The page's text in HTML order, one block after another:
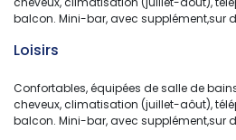
balcon. Mini-bar, avec supplément,sur
Loisirs
Confortables, équipées de salle de
cheveux, climatisation (juillet-aôut),
balcon. Mini-bar, avec supplément,sur